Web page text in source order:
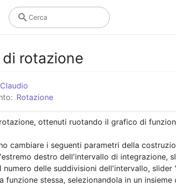
Cerca
rotazione
Claudio
Rotazione
ottenuti ruotando il grafico di
cambiare i seguenti parametri della